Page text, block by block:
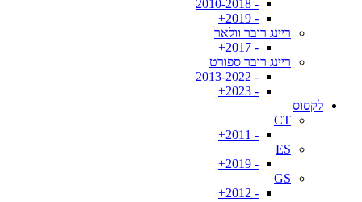
- 2010-2018
- 2019+
ריינג רובר וולאר
- 2017+
ריינג רובר ספורט
- 2013-2022
- 2023+
לקסוס
CT
- 2011+
ES
- 2019+
GS
- 2012+